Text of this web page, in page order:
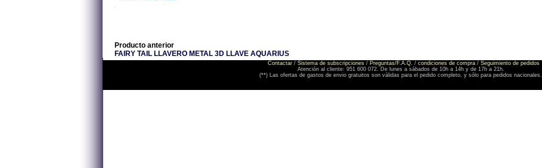
Producto anterior
FAIRY TAIL LLAVERO METAL 3D LLAVE AQUARIUS
Contactar / Sistema de subscripciones / Preguntas/F.A.Q. / condiciones de compra / Seguimiento de pedidos
Atención al cliente: 951 600 072. De lunes a sábados de 10h a 14h y de 17h a 21h.
(**) Las ofertas de gastos de envio gratuitos son válidas para el pedido completo, y sólo para pedidos nacionales.